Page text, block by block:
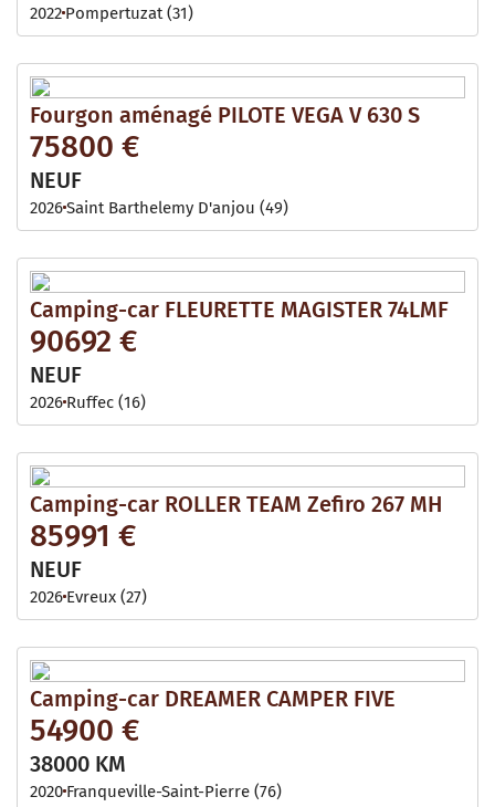
2022 Pompertuzat (31)
Fourgon aménagé PILOTE VEGA V 630 S
75800 €
NEUF
2026Saint Barthelemy D'anjou (49)
Camping-car FLEURETTE MAGISTER 74LMF
90692 €
NEUF
2026 Ruffec (16)
Camping-car ROLLER TEAM Zefiro 267 MH
85991 €
NEUF
2026 Evreux (27)
Camping-car DREAMER CAMPER FIVE
54900 €
38000 KM
2020 Franqueville-Saint-Pierre (76)